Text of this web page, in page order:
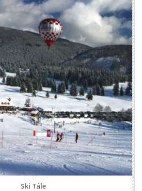
Ski Tále